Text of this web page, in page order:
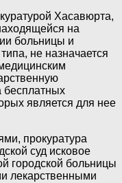
Хасавюрта,
на
больницы и
не назначается
является для нее
прокуратура
суд исковое
городской больницы
лекарственными